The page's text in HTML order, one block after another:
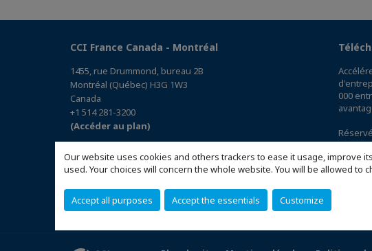
Our website uses cookies and others trackers to ease it usage, improve
used. Your choices will concern the whole website. You will be allowed
Accept all purposes Accept the essentials Customize
CCI France Canada - Montréal
1455, rue Drummond, bureau 2B
Montréal (Québec) H3G 1W3
Canada
+1 514 281-3200
(Accéder au plan)
000
à